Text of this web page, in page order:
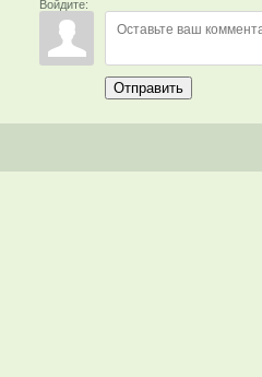
Войдите:
Отправить